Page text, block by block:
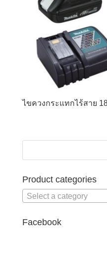
ไขควงกระแทกไร้สาย
Product categories
Select a category
Facebook